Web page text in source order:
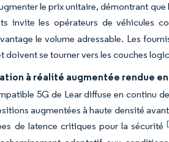
le prix unitaire, démontrant
invite les opérateurs de véhicules
le volume adressable. Les
doivent se tourner vers les couches
à réalité augmentée rendue
5G de Lear diffuse en continu
augmentées à haute densité
de latence critiques pour la sécurité